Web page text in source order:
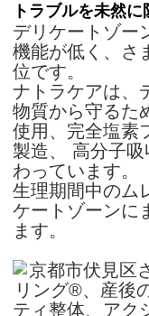
トラブルを未然
デリケートゾー
機能が低く、さ
位です。
ナトラケアは、
物質から守るた
使用、完全塩素
製造、 高分子
わっています。
生理期間中のム
ケートゾーンに
ます。